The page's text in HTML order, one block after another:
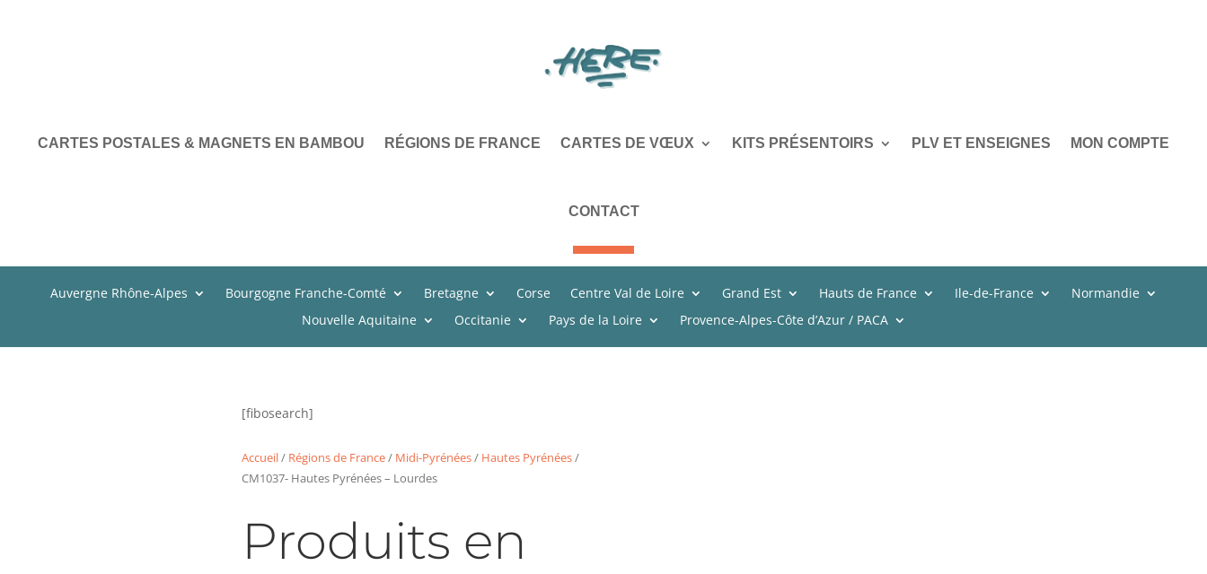
CARTES POSTALES & MAGNETS EN BAMBOU RÉGIONS DE FRANCE CARTES DE VŒUX KITS PRÉSENTOIRS PLV ET ENSEIGNES MON COMPTE
CONTACT
Auvergne Rhône-Alpes Bourgogne Franche-Comté Bretagne Corse Centre Val de Loire Grand Est Hauts de France Ile-de-France
Normandie
Nouvelle Aquitaine
Occitanie Pays de la Loire Provence-Alpes-Côte d’Azur / PACA
[fibosearch]
Accueil/ Régions de France/ Midi-Pyrénées/ Hautes Pyrénées/
CM1037- Hautes Pyrénées – Lourdes
Produits en